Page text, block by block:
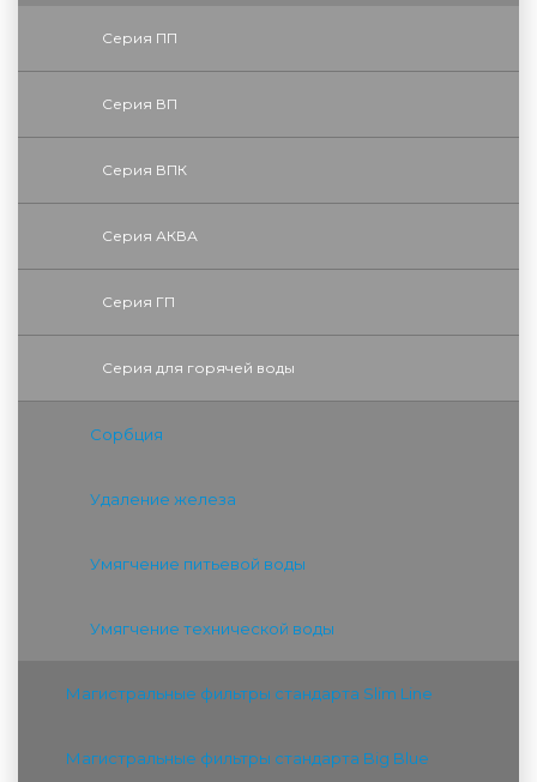
Серия ПП
Серия ВП
Серия ВПК
Серия АКВА
Серия ГП
Серия для горячей воды
Сорбция
Удаление железа
Умягчение питьевой воды
Умягчение технической воды
Магистральные фильтры стандарта Slim Line
Магистральные фильтры стандарта Big Blue